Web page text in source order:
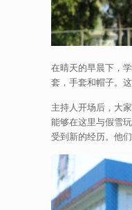
在晴天的早晨下，
套，手套和帽子。
主持人开场后，大
能够在这里与假雪
受到新的经历。他